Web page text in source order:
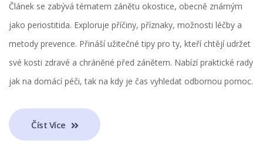
Článek se zabývá tématem zánětu okostice, obecně známým
jako periostitida. Exploruje příčiny, příznaky, možnosti léčby a
metody prevence. Přináší užitečné tipy pro ty, kteří chtějí udržet
své kosti zdravé a chráněné před zánětem. Nabízí praktické rady
jak na domácí péči, tak na kdy je čas vyhledat odbornou pomoc.
Číst Více